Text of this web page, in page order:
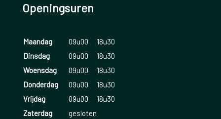
Openingsuren
Maandag 09u00
18u30
Dinsdag
09u00
18u30
Woensdag
09u00
18u30
Donderdag
09u00
18u30
Vrijdag
09u00
18u30
Zaterdag
gesloten